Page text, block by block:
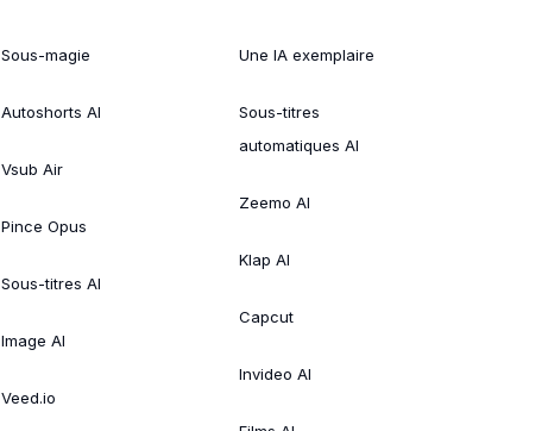
Sous-magie
Autoshorts AI
Vsub Air
Pince Opus
Sous-titres AI
Image AI
Veed.io
Une IA exemplaire
Sous-titres
automatiques AI
Zeemo AI
Klap AI
Capcut
Invideo AI